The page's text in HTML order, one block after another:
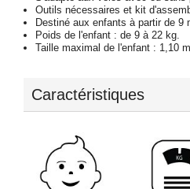
Outils nécessaires et kit
Destiné aux enfants à partir de 9
Poids de l'enfant : de 9 à 22 kg.
Taille maximal de l'enfant : 1,10
Caractéristiques